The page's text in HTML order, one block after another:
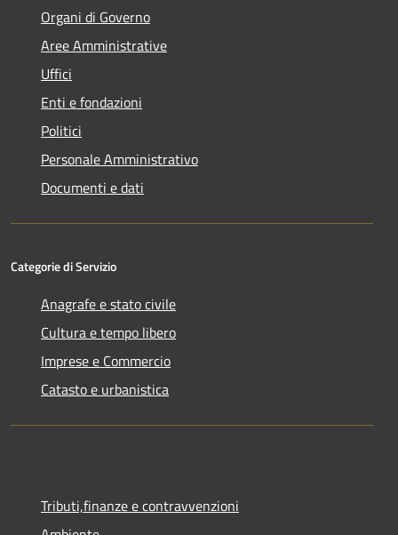
Organi di Governo
Aree Amministrative
Uffici
Enti e fondazioni
Politici
Personale Amministrativo
Documenti e dati
Categorie di Servizio
Anagrafe e stato civile
Cultura e tempo libero
Imprese e Commercio
Catasto e urbanistica
Tributi,finanze e contravvenzioni